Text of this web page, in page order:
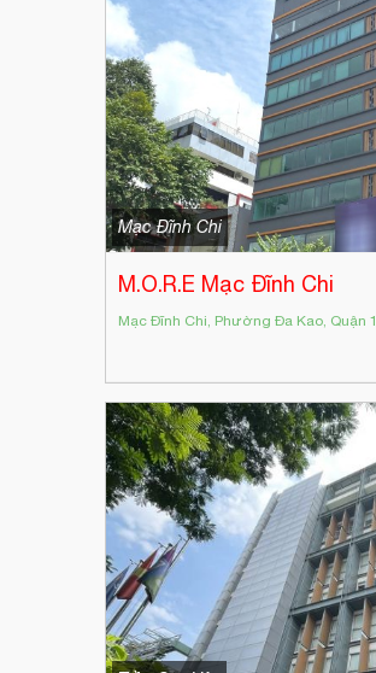
Mạc Đĩnh Chi
M.O.R.E Mạc Đĩnh Chi
Mạc Đĩnh Chi, Phường Đa Kao, Quận 1